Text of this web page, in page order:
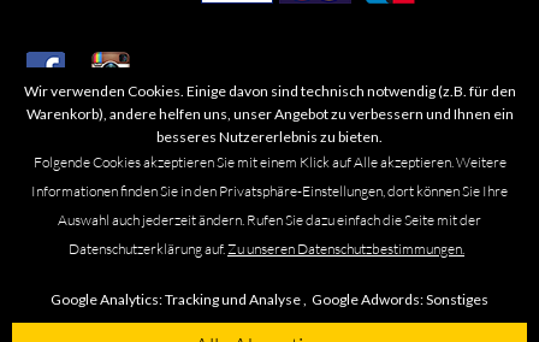
​Letzte Aktualisierung: 06.2026
Marken- oder Warenzeichen werden in der Regel nicht als solche kenntlich
gemacht. Das Fehlen einer solchen Kennzeichnung bedeutet nicht, dass es
handelt. Alle genannten Marken, Logos, Symbole, Bilder, Designs, Produkt-
Wir verwenden Cookies. Einige davon sind technisch notwendig (z.B. für den
Warenkorb), andere helfen uns, unser Angebot zu verbessern und Ihnen ein
besseres Nutzererlebnis zu bieten.
Folgende Cookies akzeptieren Sie mit einem Klick auf Alle akzeptieren. Weitere
Informationen finden Sie in den Privatsphäre-Einstellungen, dort können Sie Ihre
Auswahl auch jederzeit ändern. Rufen Sie dazu einfach die Seite mit der
Datenschutzerklärung auf.Zu unseren Datenschutzbestimmungen.
Google Analytics:Tracking und Analyse , Google Adwords:Sonstiges